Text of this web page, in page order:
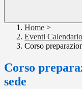
Home >
Eventi Calendario
Corso
Corso
sede